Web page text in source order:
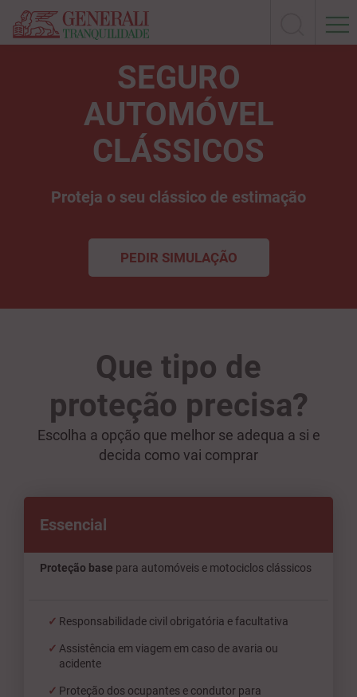
SEGURO
AUTOMÓVEL
CLÁSSICOS
Proteja o seu clássico de estimação
PEDIR SIMULAÇÃO
Que tipo de
proteção precisa?
Escolha a opção que melhor se adequa a si e
decida como vai comprar
Essencial
Proteção base para automóveis e motociclos clássicos
Responsabilidade civil obrigatória e facultativa
Assistência em viagem em caso de avaria ou
acidente
Proteção dos ocupantes e condutor para